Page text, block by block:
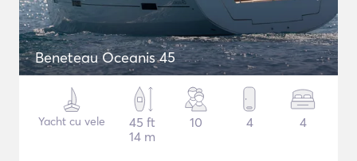
Beneteau Oceanis 45
Yacht cu vele
45 ft
14 m
10 4 4